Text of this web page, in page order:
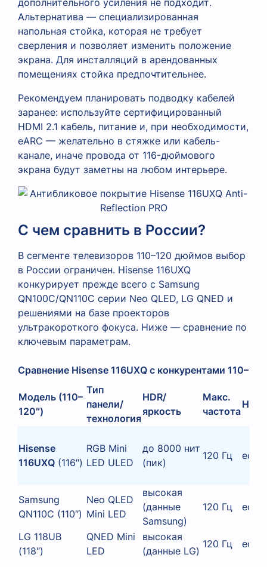
дополнительного усиления не подходит.
Альтернатива — специализированная
напольная стойка, которая не требует
сверления и позволяет изменить положение
экрана. Для инсталляций в арендованных
помещениях стойка предпочтительнее.
Рекомендуем планировать подводку кабелей
заранее: используйте сертифицированный
HDMI 2.1 кабель, питание и, при необходимости,
eARC — желательно в стяжке или кабель-
канале, иначе провода от 116-дюймового
экрана будут заметны на любом интерьере.
С чем сравнить в России?
В сегменте телевизоров 110–120 дюймов выбор
в России ограничен. Hisense 116UXQ
конкурирует прежде всего с Samsung
QN100C/QN110C серии Neo QLED, LG QNED и
решениями на базе проекторов
ультракороткого фокуса. Ниже — сравнение по
ключевым параметрам.
Сравнение Hisense 116UXQ с конкурентами
Модель (110–
120″)
Тип
панели/
технология
HDR/
яркость
Макс.
частота
Hisense
116UXQ (116″)
RGB Mini
LED ULED
до 8000 нит
(пик)
120 Гц есть
Samsung
QN110C (110″)
Neo QLED
Mini LED
высокая
(данные
Samsung)
120 Гц есть
LG 118UB
(118″)
QNED Mini
LED
высокая
(данные LG)
120 Гц есть